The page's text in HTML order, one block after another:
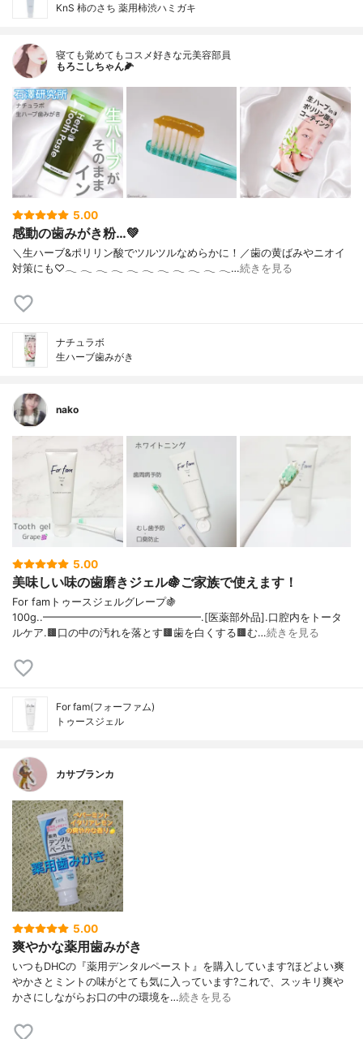
KnS 柿のさち 薬用柿渋ハミガキ
寝ても覚めてもコスメ好きな元美容部員
もろこしちゃん🌽
5.00
感動の歯みがき粉…💚
＼生ハーブ&ポリリン酸でツルツルなめらかに！／歯の黄ばみやニオイ
対策にも♡‪𓂃‬ ‪𓂃‬ ‪𓂃‬ ‪𓂃‬ ‪𓂃‬ ‪𓂃‬ ‪𓂃‬ ‪𓂃‬ ‪𓂃‬ ‪𓂃‬ ‪𓂃‬…続きを見る
ナチュラボ
生ハーブ歯みがき
nako
5.00
美味しい味の歯磨きジェル🍇ご家族で使えます！
For famトゥースジェルグレープ🍇
100g..━━━━━━━━━━━━━━━.[医薬部外品].口腔内をトータ
ルケア.🟫口の中の汚れを落とす🟫歯を白くする🟫む…続きを見る
For fam(フォーファム)
トゥースジェル
カサブランカ
5.00
爽やかな薬用歯みがき
いつもDHCの『薬用デンタルペースト』を購入しています?ほどよい爽
やかさとミントの味がとても気に入っています?これで、スッキリ爽や
かさにしながらお口の中の環境を…続きを見る